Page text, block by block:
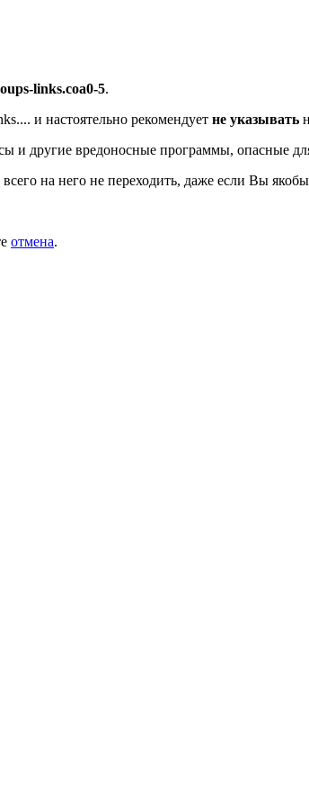
links.coa0-5.
и настоятельно рекомендует не указывать
и другие вредоносные программы, опасные
на него не переходить, даже если Вы
отмена.